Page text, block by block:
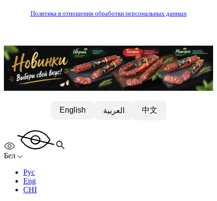
Политика в отношении обработки персональных данных
English العربية 中文
Бел
Рус
Eng
CHI